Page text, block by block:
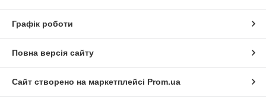
Графік роботи
Повна версія сайту
Сайт створено на маркетплейсі Prom.ua